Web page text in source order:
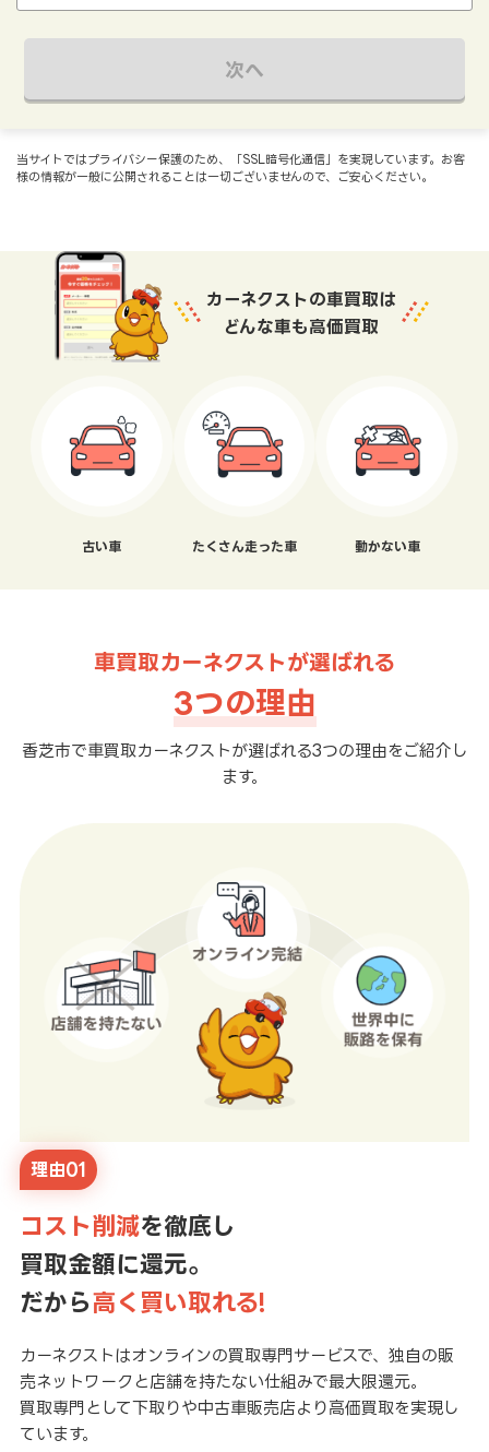
次へ
当サイトではプライバシー保護のため、「SSL暗号化通信」を実現しています。お客
様の情報が一般に公開されることは一切ございませんので、ご安心ください。
カーネクストの車買取は
どんな車も高価買取
古い車 たくさん走った車 動かない車
車買取カーネクストが選ばれる
3つの理由
香芝市で車買取カーネクストが選ばれる3つの理由をご紹介し
ます。
理由01
コスト削減を徹底し
買取金額に還元。
だから高く買い取れる!
カーネクストはオンラインの買取専門サービスで、独自の販
売ネットワークと店舗を持たない仕組みで最大限還元。
買取専門として下取りや中古車販売店より高価買取を実現し
ています。